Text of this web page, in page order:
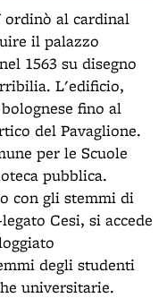
ordinò al cardinal
il palazzo
1563 su disegno
L'edificio,
fino al
del Pavaglione.
per le Scuole
pubblica.
con gli stemmi di
Cesi, si accede
degli studenti
universitarie.